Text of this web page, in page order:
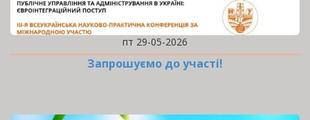
пт 29-05-2026
Запрошуємо до участі!